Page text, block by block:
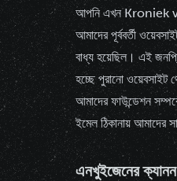
আপনি এখন Kroniek
আমাদের পূর্ববর্তী
বাধ্য হয়েছিল। এই
হচ্ছে পুরানো
আমাদের ফাউন্ডেশন
ইমেল ঠিকানায় আমাদের
এনখুইজেনের ক্যানন